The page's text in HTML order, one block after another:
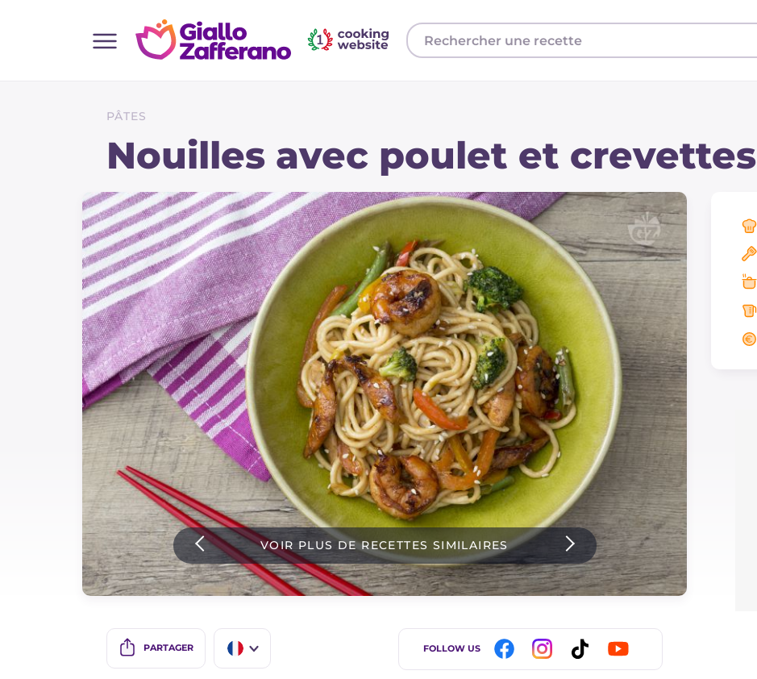
Toutes les recettes
Plats principaux
Boissons et rafraîchissements
Accompagnement
Pizzas et focaccia
Gateaux et patisserie
Dernieres recettes
IT Website
Instagram
YouTube
PÂTES
Nouilles avec poulet et crevettes
VOIR PLUS DE RECETTES SIMILAIRES
PARTAGER FOLLOW US